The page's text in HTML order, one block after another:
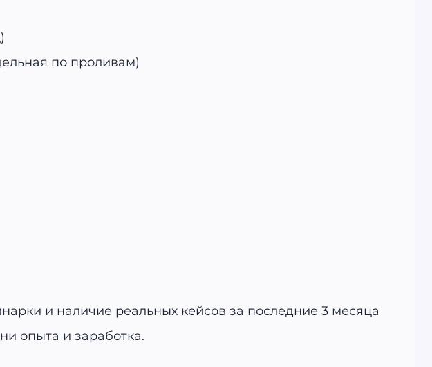
по проливам)
и наличие реальных кейсов за последние 3 месяца
опыта и заработка.